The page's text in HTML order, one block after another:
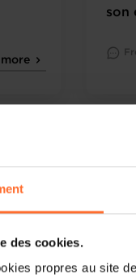
des cookies.
propres au site
more
son